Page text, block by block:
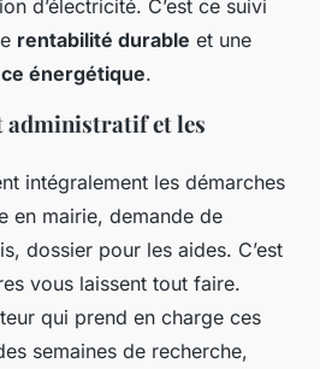
d’électricité. C’est ce suivi
rentabilité durable et une
énergétique.
administratif et les
intégralement les démarches
en mairie, demande de
dossier pour les aides. C’est
vous laissent tout faire.
qui prend en charge ces
semaines de recherche,